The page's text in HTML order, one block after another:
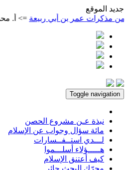
الموقع
عمر بن أبي ربيعة=> أ. محمود
Toggle navigation
نبذة عـن مشروع الحصن
مائة سؤال وجواب عن الإسلام
لـــدي استــفــسارات
هـــــؤلاء أسلـــموا
كيف أعتنق الإسلام
محرّك البحث حائر